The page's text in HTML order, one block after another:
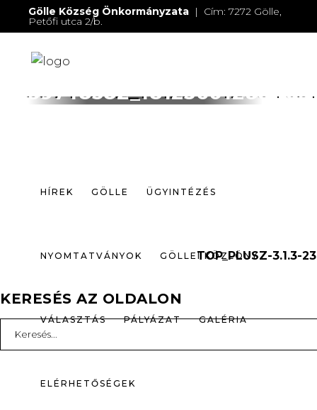
Gölle Község Önkormányzata | Cím: 7272 Gölle,
Petőfi utca 2/b.
HÍREK GÖLLE ÜGYINTÉZÉS
NYOMTATVÁNYOK GÖLLEI KÖZLÖNY
VÁLASZTÁS PÁLYÁZAT GALÉRIA
ELÉRHETŐSÉGEK
TOP_PLUSZ-
KERESÉS AZ OLDALON
for: